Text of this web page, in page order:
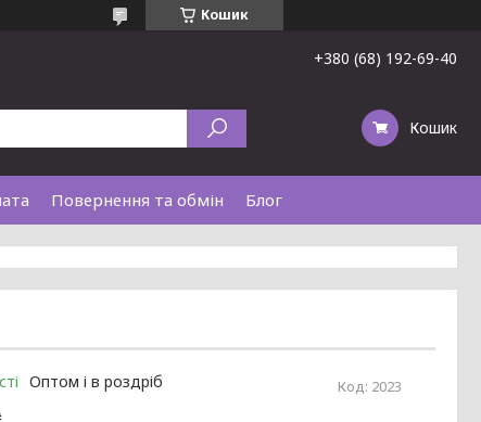
Кошик
+380 (68) 192-69-40
Кошик
Повернення та обмін Блог
Оптом і в роздріб Код: 2023